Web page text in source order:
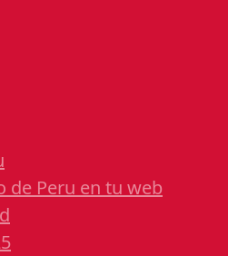
de Peru en tu web